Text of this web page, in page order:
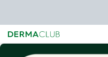
Main content